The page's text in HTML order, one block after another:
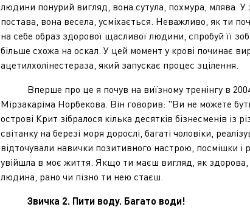
людини понурий вигляд, вона сутула, похмура, млява. У
постава, вона весела, усміхається. Неважливо, як ти
на себе образ здорової щасливої людини, спробуй її
більше схожа на оскал. У цей момент у крові починає
ацетилхолінестераза, який запускає процес зцілення.
Вперше про це я почув на виїзному тренінгу в 2004
Мірзакаріма Норбекова. Він говорив: "Ви не можете
острові Крит зібралося кілька десятків бізнесменів із
світанку на березі моря дорослі, багаті чоловіки,
відточували навички позитивного настрою, посмішки і
увійшла в моє життя. Якщо ти маєш вигляд, як
людина, рано чи пізно ти нею стаєш.
Звичка 2. Пити воду. Багато води!